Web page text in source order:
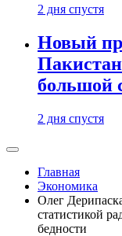
2 дня спустя
Новый
большой
2 дня спустя
Главная
Экономика
Олег
статистикой
бедности